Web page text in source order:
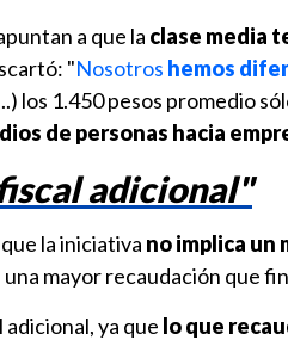
a que la clase media
"Nosotros hemos
los 1.450 pesos promedio
de personas hacia
adicional"
la iniciativa no implica un
mayor recaudación que
ya que lo que